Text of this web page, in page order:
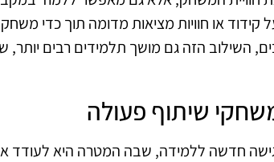
קידוד או חוויות מציאות מדומה תוך כדי
השילוב הזה גם מושך תלמידים רבים יותר,
שיתוף פעולה
חדשה ללמידה, שבה המטרה היא לעודד